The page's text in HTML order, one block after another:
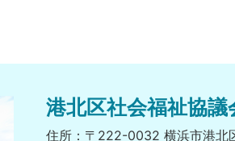
港北区社会福祉協議
住所
〒222-0032 横浜市港北